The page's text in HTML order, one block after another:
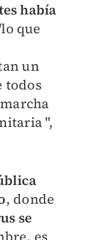
había
que
un
todos
",
, donde
se